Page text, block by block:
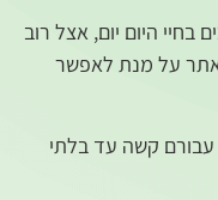
היום יום, אצל רוב
על מנת לאפשר
קשה עד בלתי